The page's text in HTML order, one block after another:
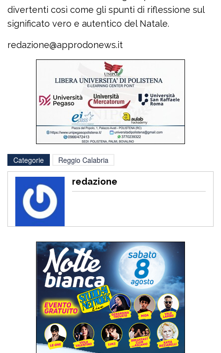
divertenti così come gli spunti di riflessione sul
significato vero e autentico del Natale.
redazione@approdonews.it
Categorie Reggio Calabria
redazione